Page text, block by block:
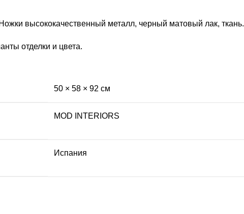
высококачественный металл, черный матовый лак, ткань.
отделки и цвета.
50 × 58 × 92 см
MOD INTERIORS
Испания